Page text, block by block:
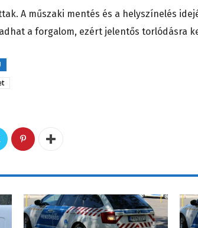
A műszaki mentés és a helyszínelés
a forgalom, ezért jelentős torlódásra